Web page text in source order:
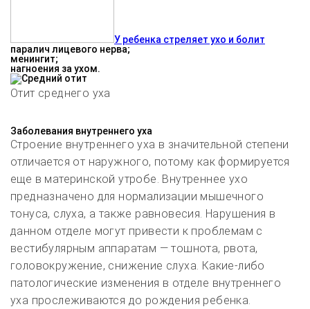
У ребенка стреляет ухо и болит
паралич лицевого нерва;
менингит;
нагноения за ухом.
Отит среднего уха
Заболевания внутреннего уха
Строение внутреннего уха в значительной степени
отличается от наружного, потому как формируется
еще в материнской утробе. Внутреннее ухо
предназначено для нормализации мышечного
тонуса, слуха, а также равновесия. Нарушения в
данном отделе могут привести к проблемам с
вестибулярным аппаратам — тошнота, рвота,
головокружение, снижение слуха. Какие-либо
патологические изменения в отделе внутреннего
уха прослеживаются до рождения ребенка.